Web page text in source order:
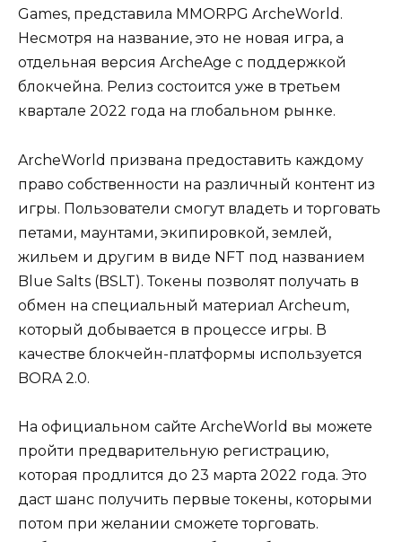
Games, представила MMORPG ArcheWorld.
Несмотря на название, это не новая игра, а
отдельная версия ArcheAge с поддержкой
блокчейна. Релиз состоится уже в третьем
квартале 2022 года на глобальном рынке.
ArcheWorld призвана предоставить каждому
право собственности на различный контент из
игры. Пользователи смогут владеть и торговать
петами, маунтами, экипировкой, землей,
жильем и другим в виде NFT под названием
Blue Salts (BSLT). Токены позволят получать в
обмен на специальный материал Archeum,
который добывается в процессе игры. В
качестве блокчейн-платформы используется
BORA 2.0.
На официальном сайте ArcheWorld вы можете
пройти предварительную регистрацию,
которая продлится до 23 марта 2022 года. Это
даст шанс получить первые токены, которыми
потом при желании сможете торговать.